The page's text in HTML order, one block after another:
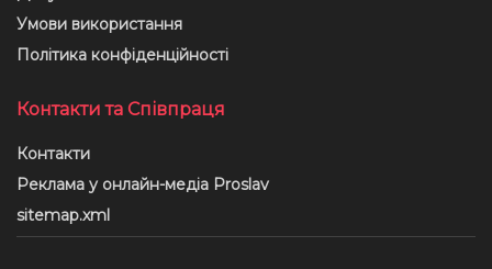
Умови використання
Політика конфіденційності
Контакти та Співпраця
Контакти
Реклама у онлайн-медіа Proslav
sitemap.xml